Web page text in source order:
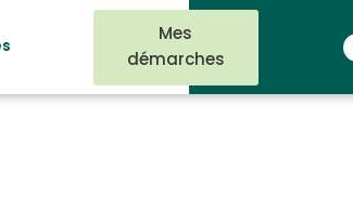
Mes
démarches